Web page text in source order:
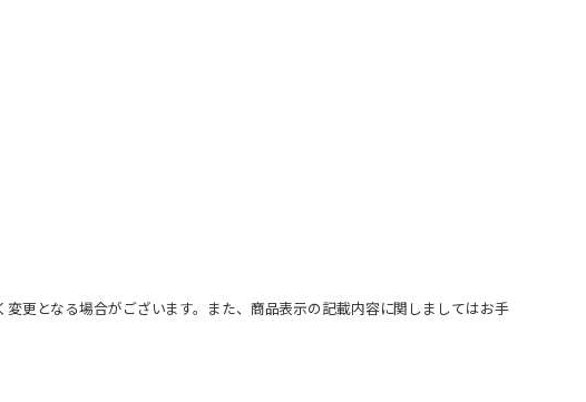
更となる場合がございます。また、商品表示の記載内容に関しましてはお手